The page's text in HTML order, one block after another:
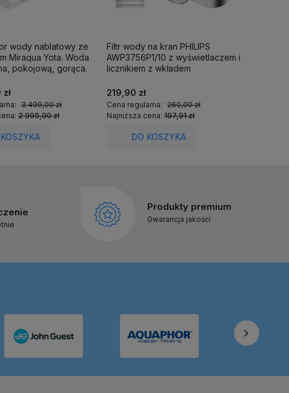
wody nablatowy ze
Miraqua Yota. Woda
pokojową, gorąca.
3 499,00 zł
2 999,00 zł
Filtr wody na kran PHILIPS
AWP3756P1/10 z wyświetlaczem i
licznikiem z wkładem
219,90 zł
Cena regularna: 260,00 zł
Najniższa cena:197,91 zł
DO KOSZYKA
Produkty premium
Gwarancja jakości